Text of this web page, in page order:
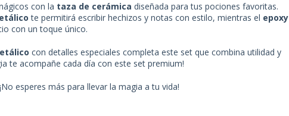
con la taza de cerámica diseñada para tus pociones favoritas.
te permitirá escribir hechizos y notas con estilo, mientras el epoxy
con un toque único.
con detalles especiales completa este set que combina utilidad y
te acompañe cada día con este set premium!
esperes más para llevar la magia a tu vida!